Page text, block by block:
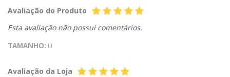
Avaliação do Produto
Esta avaliação não possui comentários.
TAMANHO: U
Avaliação da Loja